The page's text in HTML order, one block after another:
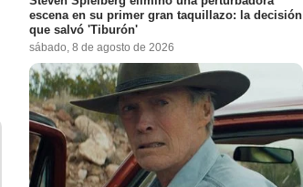
escena en su primer gran taquillazo: la decisión
que salvó 'Tiburón'
sábado, 8 de agosto de 2026